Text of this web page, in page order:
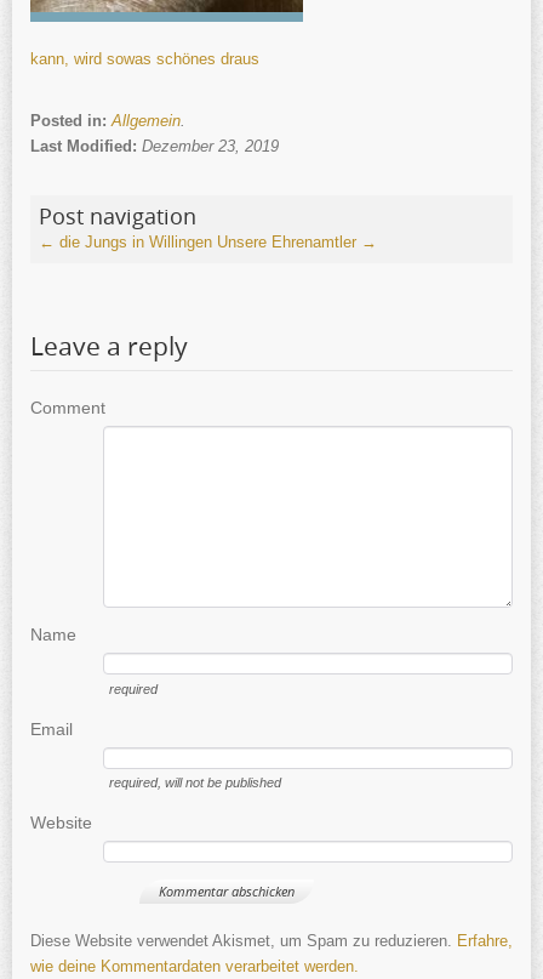
kann, wird sowas schönes draus
Posted in:Allgemein.
Last Modified: Dezember 23, 2019
Post navigation
← die Jungs in Willingen Unsere Ehrenamtler →
Leave a reply
Comment
Name
required
Email
required, will not be published
Website
Diese Website verwendet Akismet, um Spam zu reduzieren. Erfahre,
wie deine Kommentardaten verarbeitet werden.